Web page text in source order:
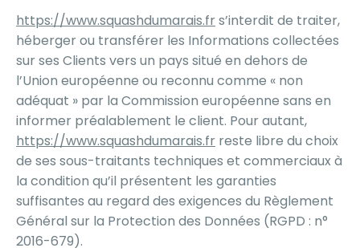
https://www.squashdumarais.frs’interdit de traiter,
héberger ou transférer les Informations collectées
sur ses Clients vers un pays situé en dehors de
l’Union européenne ou reconnu comme « non
adéquat » par la Commission européenne sans en
informer préalablement le client. Pour autant,
https://www.squashdumarais.fr reste libre du choix
de ses sous-traitants techniques et commerciaux à
la condition qu’il présentent les garanties
suffisantes au regard des exigences du Règlement
Général sur la Protection des Données (RGPD : n°
2016-679).